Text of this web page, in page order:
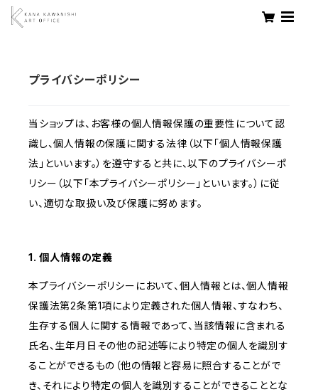
プライバシーポリシー
当ショップは、お客様の個人情報保護の重要性について認
識し、個人情報の保護に関する法律（以下「個人情報保護
法」といいます。）を遵守すると共に、以下のプライバシーポ
リシー（以下「本プライバシーポリシー」といいます。）に従
い、適切な取扱い及び保護に努めます。
1. 個人情報の定義
本プライバシーポリシーにおいて、個人情報とは、個人情報
保護法第2条第1項により定義された個人情報、すなわち、
生存する個人に関する情報であって、当該情報に含まれる
氏名、生年月日その他の記述等により特定の個人を識別す
ることができるもの（他の情報と容易に照合することがで
き、それにより特定の個人を識別することができることとな